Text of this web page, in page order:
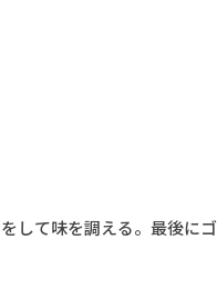
して味を調える。最後に